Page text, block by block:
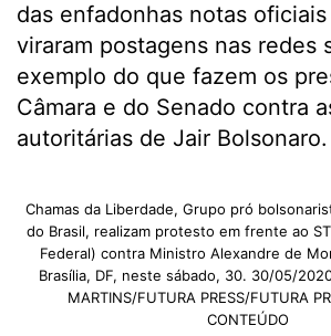
das enfadonhas notas
viraram postagens nas redes
exemplo do que fazem os
Câmara e do Senado contra
autoritárias de Jair Bolsonaro.
Chamas da Liberdade, Grupo pró
do Brasil, realizam protesto em frente ao
Federal) contra Ministro Alexandre de
Brasília, DF, neste sábado, 30. 30/05/
MARTINS/FUTURA PRESS/FUTURA
CONTEÚDO